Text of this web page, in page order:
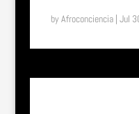
byAfroconciencia| Jul